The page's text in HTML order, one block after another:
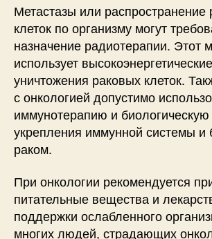
Метастазы или распространение
клеток по организму могут
назначение радиотерапии. Этот
использует
уничтожения раковых клеток.
с онкологией допустимо
иммунотерапию и
укрепления иммунной системы и
раком.
При онкологии рекомендуется
питательные вещества и
поддержки ослабленного
многих людей, страдающих